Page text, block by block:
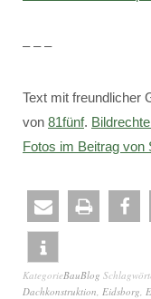
– – –
Text mit freundlicher
von 81fünf.
Fotos im Beitrag von
KategorieBauBlog
Dachkonstruktion, Eidsborg,